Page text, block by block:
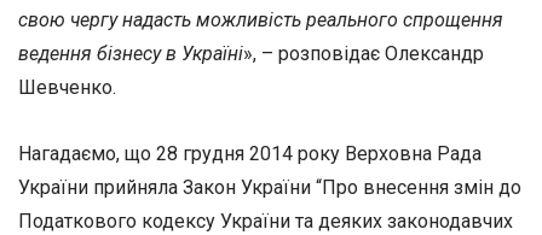
свою чергу надасть можливість реального спрощення
ведення бізнесу в Україні», – розповідає Олександр
Шевченко.
Нагадаємо, що 28 грудня 2014 року Верховна Рада
України прийняла Закон України “Про внесення змін до
Податкового кодексу України та деяких законодавчих